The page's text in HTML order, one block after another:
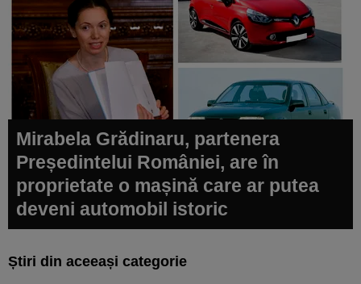
Mirabela Grădinaru, partenera
Președintelui României, are în
proprietate o mașină care ar putea
deveni automobil istoric
Știri din aceeași categorie